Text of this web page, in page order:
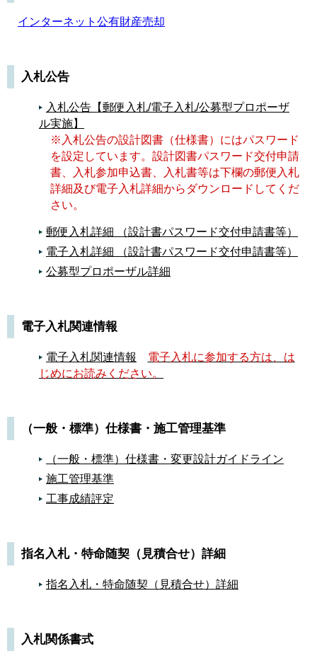
★重要なお知らせ（新旧対照表）総合評価方式
（令和4年4月1日施行）《PDF》
★下請負等における地元事業者への優先発注に
ついて【お願い】（令和３年１０月２８日）
★「役員一覧表」に関するお願い（重要：
R2.11.26）
KSI官公庁オークションにおける公有財産売却
について（令和３年１月１４日）
消費税の税率改正に伴う取扱いに関するお知ら
せ（令和元年９月１０日）《PDF》
消費税の税率改正に伴う取り扱いについて（契
約書の消費税率）《PDF》
※阪神水道企業団では、文書管理上の要請か
ら、完成図書の形式を指定しております。内容
をお読みいただき、完成図書の形式を整えた上
（一般・標準）仕様書等に関する変更のお知ら
施工管理基準に関するお知らせ（平成２８年７月
インターネット公有財産売却
入札公告
入札公告【郵便入札/電子入札/公募型プロポーザ
ル実施】
※入札公告の設計図書（仕様書）にはパスワード
を設定しています。設計図書パスワード交付申請
書、入札参加申込書、入札書等は下欄の郵便入札
詳細及び電子入札詳細からダウンロードしてくだ
さい。
郵便入札詳細 （設計書パスワード交付申請書等）
電子入札詳細 （設計書パスワード交付申請書等）
公募型プロポーザル詳細
電子入札関連情報
電子入札関連情報
電子入札に参加する方は、は
じめにお読みください。
（一般・標準）仕様書・施工管理基準
（一般・標準）仕様書・変更設計ガイドライン
施工管理基準
工事成績評定
指名入札・特命随契（見積合せ）詳細
指名入札・特命随契（見積合せ）詳細
入札関係書式